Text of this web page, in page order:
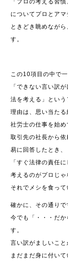
「プロの考える習
についてプロとアマ
ときどき眺めなが
す。
この10項目の中で
「できない言い訳
法を考える」という
理由は、思い当たる
社労士の仕事を始め
取引先の社長から
易に回答したとき、
「すぐ法律の責任
考えるのがプロじゃ
それでメシを食っ
確かに、その通りで
今でも「・・・だ
す。
言い訳がましいこ
まだまだ身に付いて